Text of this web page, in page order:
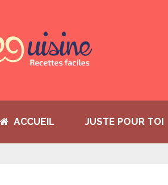
ACCUEIL JUSTE POUR TOI